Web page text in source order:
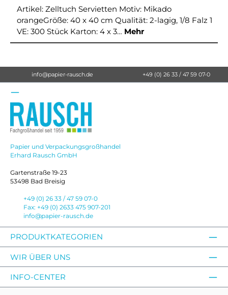
Artikel: Zelltuch Servietten Motiv: Mikado
orangeGröße: 40 x 40 cm Qualität: 2-lagig, 1/8 Falz 1
VE: 300 Stück Karton: 4 x 3… Mehr
info@papier-rausch.de +49 (0) 26 33 / 47 59 07-0
Papier und Verpackungsgroßhandel
Erhard Rausch GmbH
Gartenstraße 19-23
53498 Bad Breisig
+49 (0) 26 33 / 47 59 07-0
Fax: +49 (0) 2633 475 907-201
info@papier-rausch.de
PRODUKTKATEGORIEN
WIR ÜBER UNS
INFO-CENTER